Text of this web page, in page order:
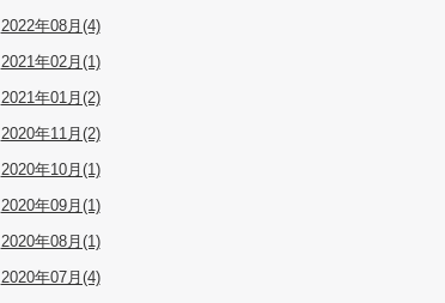
2022年08月(4)
2021年02月(1)
2021年01月(2)
2020年11月(2)
2020年10月(1)
2020年09月(1)
2020年08月(1)
2020年07月(4)